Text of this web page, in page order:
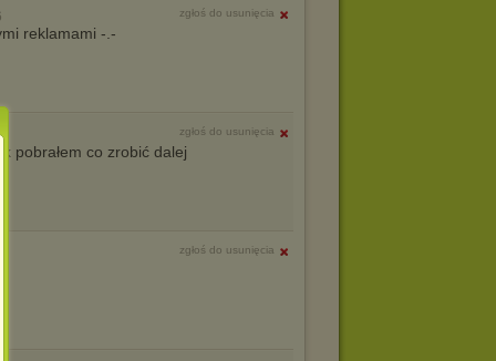
zgłoś do usunięcia
reklamami -.-
zgłoś do usunięcia
pobrałem co zrobić dalej
zgłoś do usunięcia